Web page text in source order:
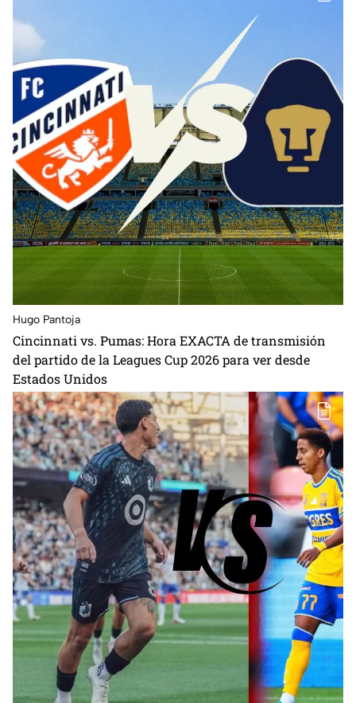
Hugo Pantoja
Cincinnati vs. Pumas: Hora EXACTA de transmisión
del partido de la Leagues Cup 2026 para ver desde
Estados Unidos